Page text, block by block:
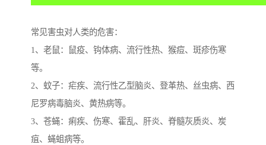
常见害虫对人类的危害：
1、老鼠：鼠疫、钩体病、流行性热、猴痘、斑疹伤寒
等。
2、蚊子：疟疾、流行性乙型脑炎、登革热、丝虫病、西
尼罗病毒脑炎、黄热病等。
3、苍蝇：痢疾、伤寒、霍乱、肝炎、脊髓灰质炎、炭
疽、蝇蛆病等。